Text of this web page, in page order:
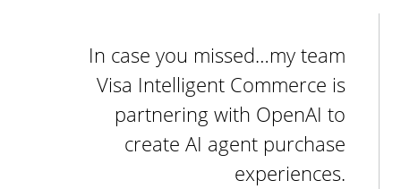
In case you missed…my team
Visa Intelligent Commerce is
partnering with OpenAI to
create AI agent purchase
experiences.